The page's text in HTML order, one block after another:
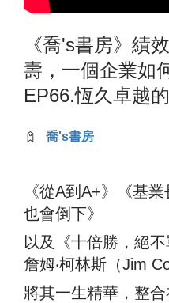
《喬's書房》績
壽，一個企業如
EP66.恆久卓越
喬's書房
《從A到A+》《基
也會倒下》
以及《十倍勝，絕
詹姆‧柯林斯（Jim
將其一生精華，整